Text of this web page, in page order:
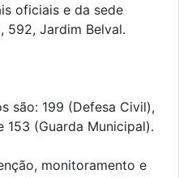
oficiais e da sede
592, Jardim Belval.
são: 199 (Defesa Civil),
153 (Guarda Municipal).
monitoramento e